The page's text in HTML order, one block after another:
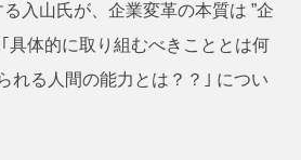
入山氏が、企業変革の本質は ”企
具体的に取り組むべきこととは何
れる人間の能力とは？？｣ につい